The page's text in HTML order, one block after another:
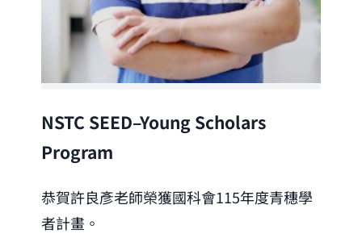
NSTC SEED–Young Scholars
Program
恭賀許良彥老師榮獲國科會115年度青穗學
者計畫。